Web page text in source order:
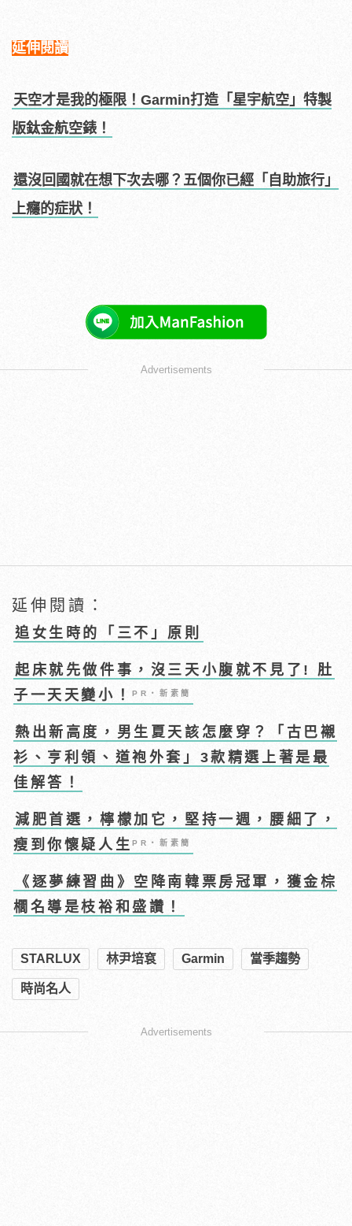
延伸閱讀
天空才是我的極限！Garmin打造「星宇航空」特製
版鈦金航空錶！
還沒回國就在想下次去哪？五個你已經「自助旅行」
上癮的症狀！
Advertisements
延伸閱讀：
追女生時的「三不」原則
起床就先做件事，沒三天小腹就不見了! 肚
子一天天變小！PR・新素簡
熱出新高度，男生夏天該怎麼穿？「古巴襯
衫、亨利領、道袍外套」3款精選上著是最
佳解答！
減肥首選，檸檬加它，堅持一週，腰細了，
瘦到你懷疑人生PR・新素簡
《逐夢練習曲》空降南韓票房冠軍，獲金棕
櫚名導是枝裕和盛讚！
STARLUX 林尹培袞 Garmin 當季趨勢
時尚名人
Advertisements